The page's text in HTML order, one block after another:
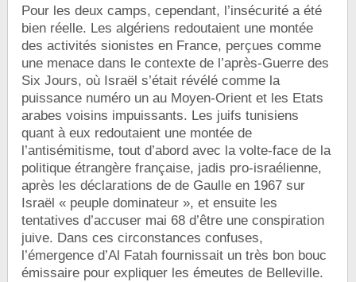
Pour les deux camps, cependant, l’insécurité a été
bien réelle. Les algériens redoutaient une montée
des activités sionistes en France, perçues comme
une menace dans le contexte de l’après-Guerre des
Six Jours, où Israël s’était révélé comme la
puissance numéro un au Moyen-Orient et les Etats
arabes voisins impuissants. Les juifs tunisiens
quant à eux redoutaient une montée de
l’antisémitisme, tout d’abord avec la volte-face de la
politique étrangère française, jadis pro-israélienne,
après les déclarations de de Gaulle en 1967 sur
Israël « peuple dominateur », et ensuite les
tentatives d’accuser mai 68 d’être une conspiration
juive. Dans ces circonstances confuses,
l’émergence d’Al Fatah fournissait un très bon bouc
émissaire pour expliquer les émeutes de Belleville.